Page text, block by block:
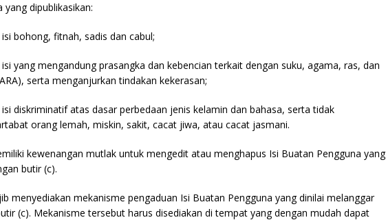
yang dipublikasikan:
bohong, fitnah, sadis dan cabul;
yang mengandung prasangka dan kebencian terkait dengan suku, agama, ras, dan
serta menganjurkan tindakan kekerasan;
diskriminatif atas dasar perbedaan jenis kelamin dan bahasa, serta tidak
orang lemah, miskin, sakit, cacat jiwa, atau cacat jasmani.
kewenangan mutlak untuk mengedit atau menghapus Isi Buatan Pengguna yang
butir (c).
menyediakan mekanisme pengaduan Isi Buatan Pengguna yang dinilai melanggar
(c). Mekanisme tersebut harus disediakan di tempat yang dengan mudah dapat